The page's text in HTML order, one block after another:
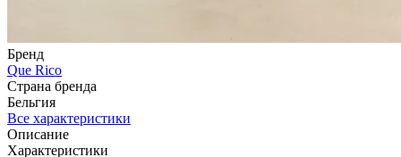
Бренд
Que Rico
Страна бренда
Бельгия
Все характеристики
Описание
Характеристики